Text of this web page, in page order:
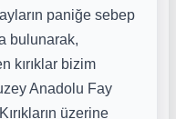
paniğe sebep
bulunarak,
kırıklar bizim
Anadolu Fay
üzerine